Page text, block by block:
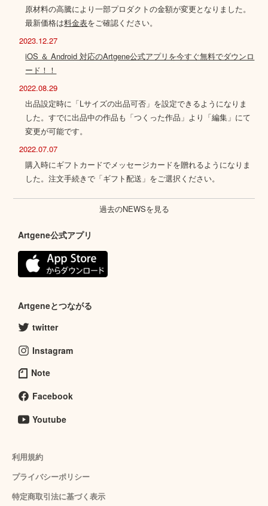
原材料の高騰により一部プロダクトの金額が変更となりました。
最新価格は料金表をご確認ください。
2023.12.27
iOS ＆ Android 対応のArtgene公式アプリを今すぐ無料でダウンロ
ード！！
2022.08.29
出品設定時に「Lサイズの出品可否」を設定できるようになりま
した。すでに出品中の作品も「つくった作品」より「編集」にて
変更が可能です。
2022.07.07
購入時にギフトカードでメッセージカードを贈れるようになりま
した。注文手続きで「ギフト配送」をご選択ください。
過去のNEWSを見る
Artgene公式アプリ
Artgeneとつながる
twitter
Instagram
Note
Facebook
Youtube
利用規約
プライバシーポリシー
特定商取引法に基づく表示